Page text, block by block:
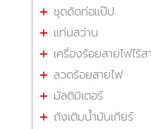
ชุดดัดท่อแป๊ป
แท่นสว่าน
เครื่องร้อยสายไฟไร้ส
ลวดร้อยสายไฟ
มัลติมิเตอร์
ถังเติมน้ำมันเกียร์